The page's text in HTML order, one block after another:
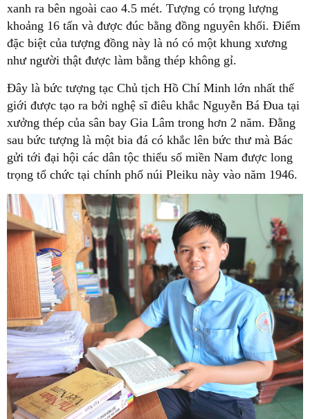
xanh ra bên ngoài cao 4.5 mét. Tượng có trọng lượng
khoảng 16 tấn và được đúc bằng đồng nguyên khối. Điểm
đặc biệt của tượng đồng này là nó có một khung xương
như người thật được làm bằng thép không gỉ.
Đây là bức tượng tạc Chủ tịch Hồ Chí Minh lớn nhất thế
giới được tạo ra bởi nghệ sĩ điêu khắc Nguyễn Bá Đua tại
xưởng thép của sân bay Gia Lâm trong hơn 2 năm. Đằng
sau bức tượng là một bia đá có khắc lên bức thư mà Bác
gửi tới đại hội các dân tộc thiểu số miền Nam được long
trọng tổ chức tại chính phố núi Pleiku này vào năm 1946.